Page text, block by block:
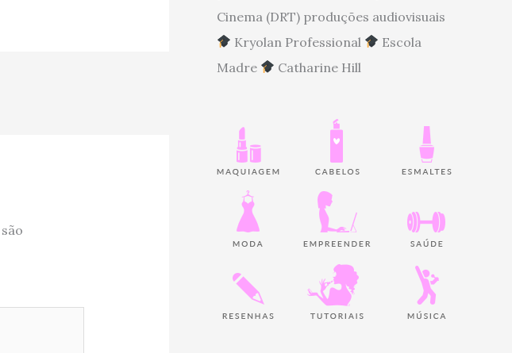
Cinema (DRT) produções audiovisuais
Kryolan Professional
Escola
Madre
Catharine Hill